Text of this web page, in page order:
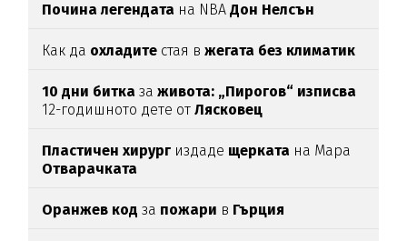
Почина легендата на NBAДон Нелсън
Как да охладите стая вжегата без климатик
10 дни битка за живота: „Пирогов“ изписва
12-годишното дете отЛясковец
Пластичен хирург издаде щерката на Мара
Отварачката
Оранжев код за пожари в Гърция